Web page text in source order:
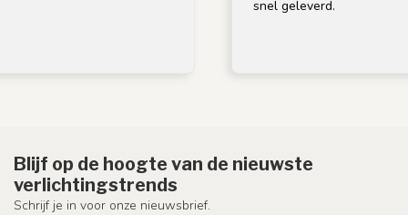
snel geleverd.
Blijf op de hoogte van de nieuwste
verlichtingstrends
Schrijf je in voor onze nieuwsbrief.